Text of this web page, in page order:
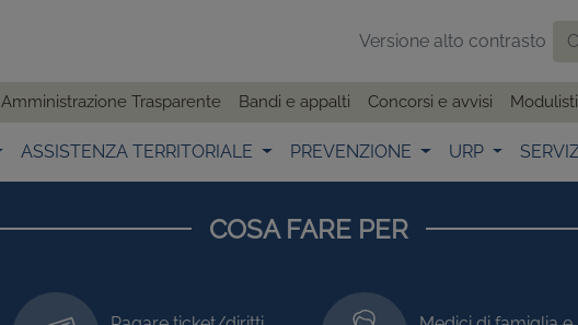
Versione alto contrasto
Amministrazione Trasparente Bandi e appalti Concorsi e avvisi
ASSISTENZA TERRITORIALE PREVENZIONE URP
COSA FARE PER